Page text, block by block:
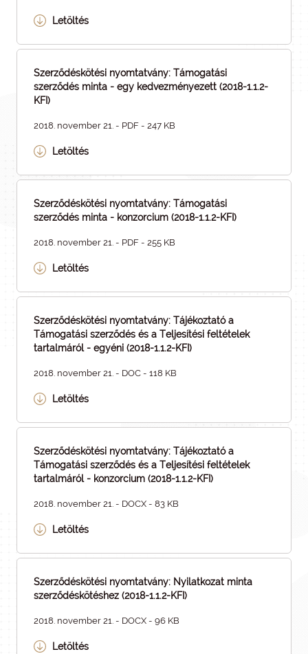
Letöltés
Szerződéskötési nyomtatvány: Támogatási
szerződés minta - egy kedvezményezett (2018-1.1.2-
KFI)
2018. november 21. - PDF - 247 KB
Letöltés
Szerződéskötési nyomtatvány: Támogatási
szerződés minta - konzorcium (2018-1.1.2-KFI)
2018. november 21. - PDF - 255 KB
Letöltés
Szerződéskötési nyomtatvány: Tájékoztató a
Támogatási szerződés és a Teljesítési feltételek
tartalmáról - egyéni (2018-1.1.2-KFI)
2018. november 21. - DOC - 118 KB
Letöltés
Szerződéskötési nyomtatvány: Tájékoztató a
Támogatási szerződés és a Teljesítési feltételek
tartalmáról - konzorcium (2018-1.1.2-KFI)
2018. november 21. - DOCX - 83 KB
Letöltés
Szerződéskötési nyomtatvány: Nyilatkozat minta
szerződéskötéshez (2018-1.1.2-KFI)
2018. november 21. - DOCX - 96 KB
Letöltés